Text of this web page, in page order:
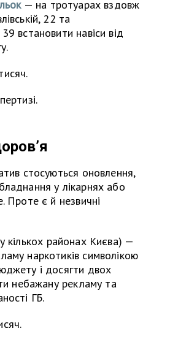
— на тротуарах вздовж
22 та
встановити навіси від
стосуються оновлення,
у лікарнях або
Проте є й незвичні
кількох районах Києва) —
наркотиків символікою
і досягти двох
небажану рекламу та
ГБ.